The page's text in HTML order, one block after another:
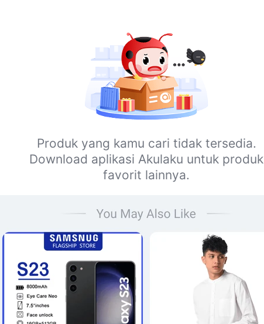
Produk yang kamu cari tidak tersedia.
Download aplikasi Akulaku untuk produk
favorit lainnya.